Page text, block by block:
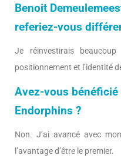
Benoit
referiez-vous
Je réinvestirais
positionnement et l’identité
Avez-vous bénéficié
Endorphins ?
Non. J’ai avancé avec
l’avantage d’être le premier.